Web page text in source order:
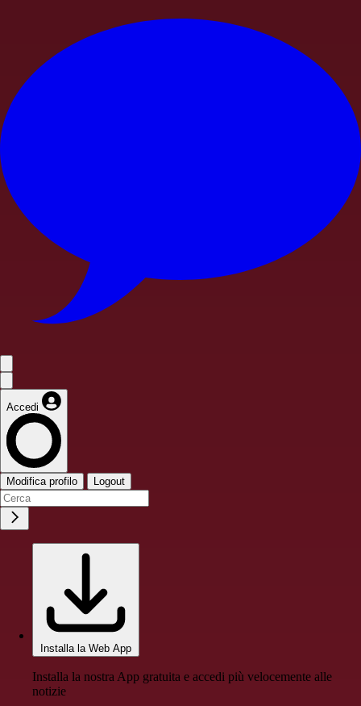
Accedi
Modifica profilo Logout
Installa la Web App
Installa la nostra App gratuita e accedi più velocemente alle
notizie